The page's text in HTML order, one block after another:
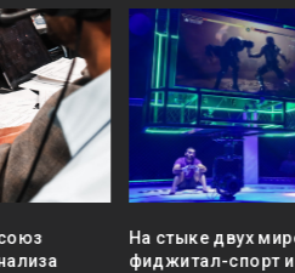
На стыке двух
фиджитал-спорт